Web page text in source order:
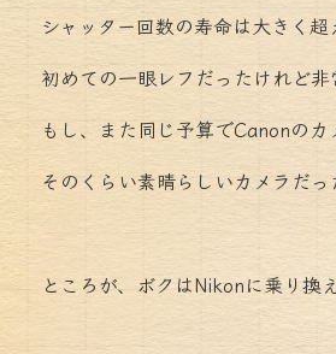
シャッター回数の寿命は大きく
初めての一眼レフだったけれど
もし、また同じ予算でCanonの
そのくらい素晴らしいカメラだっ
ところが、ボクはNikonに乗り換